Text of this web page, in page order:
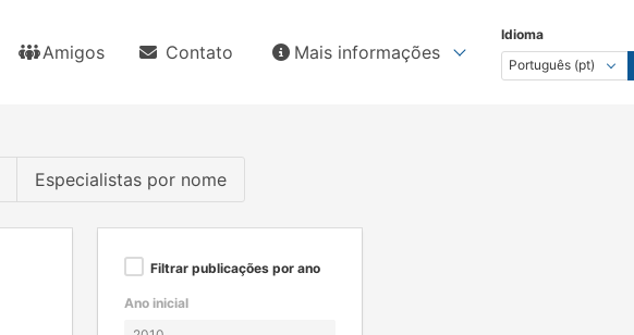
Amigos Contato Mais informações
Idioma
Especialistas por nome
Filtrar publicações por ano
Ano inicial